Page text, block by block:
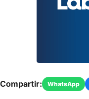
Compartir: WhatsApp